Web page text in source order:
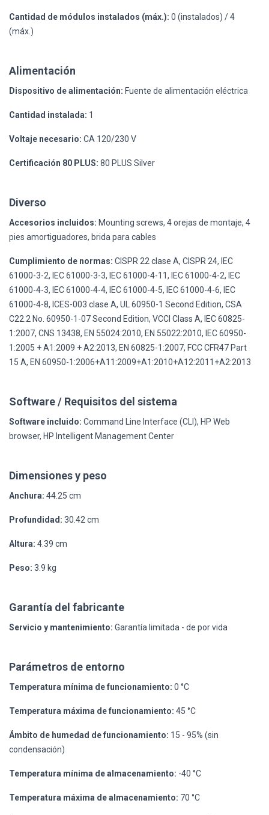
Cantidad de módulos instalados (máx.): 0 (instalados) / 4
(máx.)
Alimentación
Dispositivo de alimentación: Fuente de alimentación eléctrica
Cantidad instalada: 1
Voltaje necesario: CA 120/230 V
Certificación 80 PLUS: 80 PLUS Silver
Diverso
Accesorios incluidos: Mounting screws, 4 orejas de montaje, 4
pies amortiguadores, brida para cables
Cumplimiento de normas: CISPR 22 clase A, CISPR 24, IEC
61000-3-2, IEC 61000-3-3, IEC 61000-4-11, IEC 61000-4-2, IEC
61000-4-3, IEC 61000-4-4, IEC 61000-4-5, IEC 61000-4-6, IEC
61000-4-8, ICES-003 clase A, UL 60950-1 Second Edition, CSA
C22.2 No. 60950-1-07 Second Edition, VCCI Class A, IEC 60825-
1:2007, CNS 13438, EN 55024:2010, EN 55022:2010, IEC 60950-
1:2005 + A1:2009 + A2:2013, EN 60825-1:2007, FCC CFR47 Part
15 A, EN 60950-1:2006+A11:2009+A1:2010+A12:2011+A2:2013
Software / Requisitos del sistema
Software incluido: Command Line Interface (CLI), HP Web
browser, HP Intelligent Management Center
Dimensiones y peso
Anchura: 44.25 cm
Profundidad: 30.42 cm
Altura: 4.39 cm
Peso: 3.9 kg
Garantía del fabricante
Servicio y mantenimiento: Garantía limitada - de por vida
Parámetros de entorno
Temperatura mínima de funcionamiento: 0 °C
Temperatura máxima de funcionamiento: 45 °C
Ámbito de humedad de funcionamiento: 15 - 95% (sin
condensación)
Temperatura mínima de almacenamiento: -40 °C
Temperatura máxima de almacenamiento: 70 °C